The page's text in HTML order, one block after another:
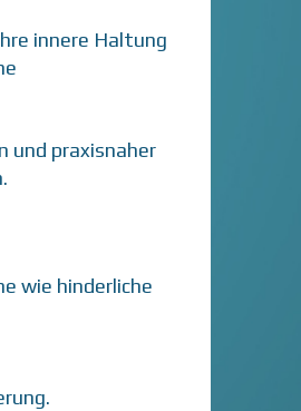
innere Haltung
und praxisnaher
wie hinderliche